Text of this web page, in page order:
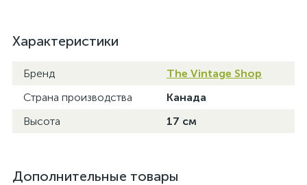
Характеристики
Бренд
The Vintage Shop
Страна производства
Канада
Высота
17 см
Дополнительные товары